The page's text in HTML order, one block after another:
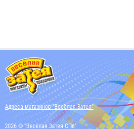
Адреса магазинов "Весёлая Затея"
2026 © "Весёлая Затея СПб"